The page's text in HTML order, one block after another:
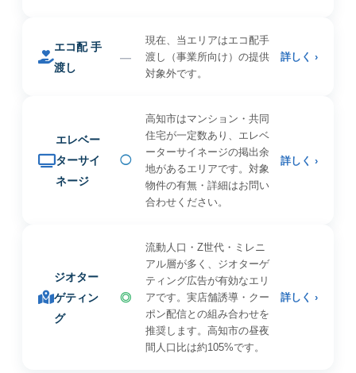
エコ配 手
渡し
—
現在、当エリアはエコ配手
渡し（事業所向け）の提供
対象外です。
詳しく ›
エレベー
ターサイ
ネージ
◯
高知市はマンション・共同
住宅が一定数あり、エレベ
ーターサイネージの掲出余
地があるエリアです。対象
物件の有無・詳細はお問い
合わせください。
詳しく ›
ジオター
ゲティン
グ
◎
流動人口・Z世代・ミレニ
アル層が多く、ジオターゲ
ティング広告が有効なエリ
アです。実店舗誘導・クー
ポン配信との組み合わせを
推奨します。高知市の昼夜
間人口比は約105%です。
詳しく ›